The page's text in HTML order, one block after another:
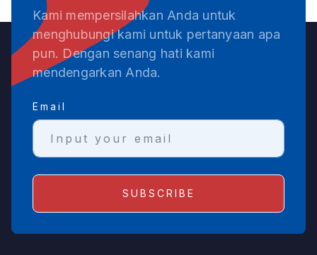
Kami mempersilahkan Anda untuk
menghubungi kami untuk pertanyaan apa
pun. Dengan senang hati kami
mendengarkan Anda.
Email